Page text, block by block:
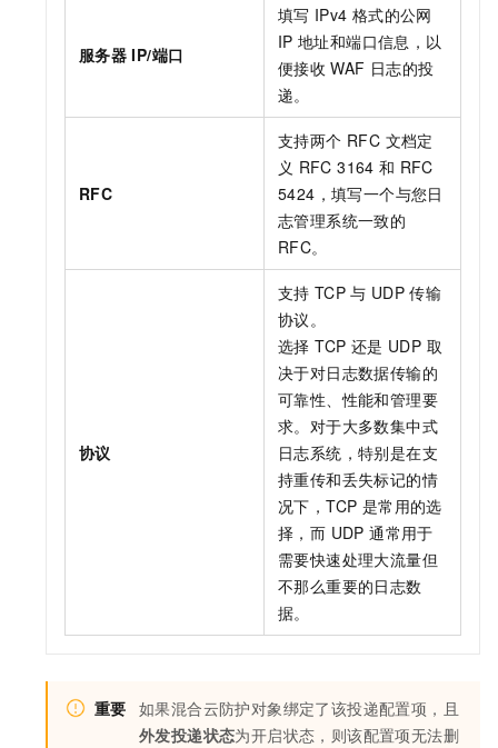
服务器 IP/端口
填写 IPv4 格式的公网
IP 地址和端口信息，以
便接收 WAF 日志的投
递。
RFC
支持两个 RFC 文档定
义 RFC 3164 和 RFC
5424，填写一个与您日
志管理系统一致的
RFC。
协议
支持 TCP 与 UDP 传输
协议。
选择 TCP 还是 UDP 取
决于对日志数据传输的
可靠性、性能和管理要
求。对于大多数集中式
日志系统，特别是在支
持重传和丢失标记的情
况下，TCP 是常用的选
择，而 UDP 通常用于
需要快速处理大流量但
不那么重要的日志数
据。
重要 如果混合云防护对象绑定了该投递配置项，且
外发投递状态为开启状态，则该配置项无法删